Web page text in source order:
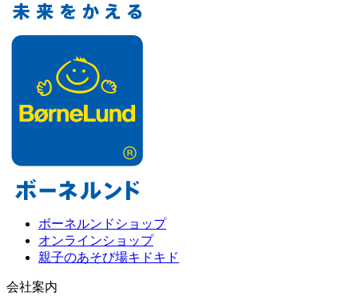
ボーネルンドショップ
オンラインショップ
親子のあそび場キドキド
会社案内